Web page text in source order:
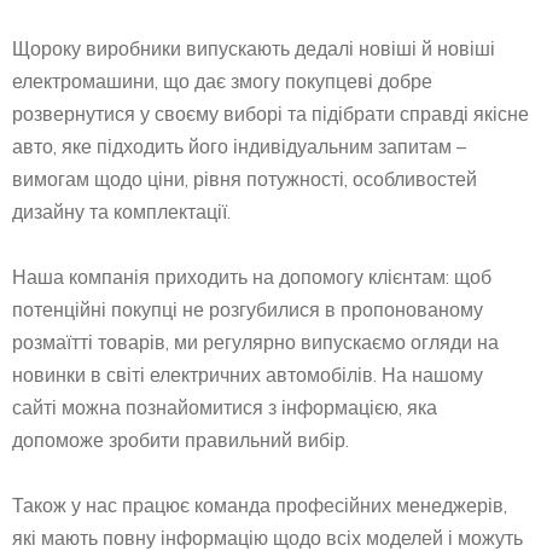
Щороку виробники випускають дедалі новіші й новіші
електромашини, що дає змогу покупцеві добре
розвернутися у своєму виборі та підібрати справді якісне
авто, яке підходить його індивідуальним запитам –
вимогам щодо ціни, рівня потужності, особливостей
дизайну та комплектації.
Наша компанія приходить на допомогу клієнтам: щоб
потенційні покупці не розгубилися в пропонованому
розмаїтті товарів, ми регулярно випускаємо огляди на
новинки в світі електричних автомобілів. На нашому
сайті можна познайомитися з інформацією, яка
допоможе зробити правильний вибір.
Також у нас працює команда професійних менеджерів,
які мають повну інформацію щодо всіх моделей і можуть